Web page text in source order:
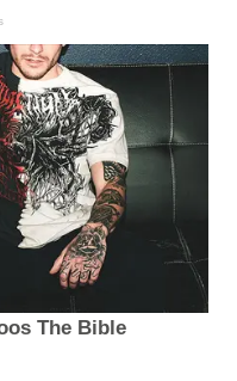
The Bible